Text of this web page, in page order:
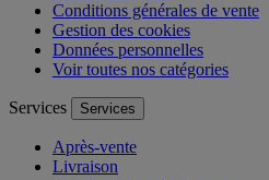
Conditions générales de vente
Gestion des cookies
Données personnelles
Voir toutes nos catégories
Services Services
Après-vente
Livraison